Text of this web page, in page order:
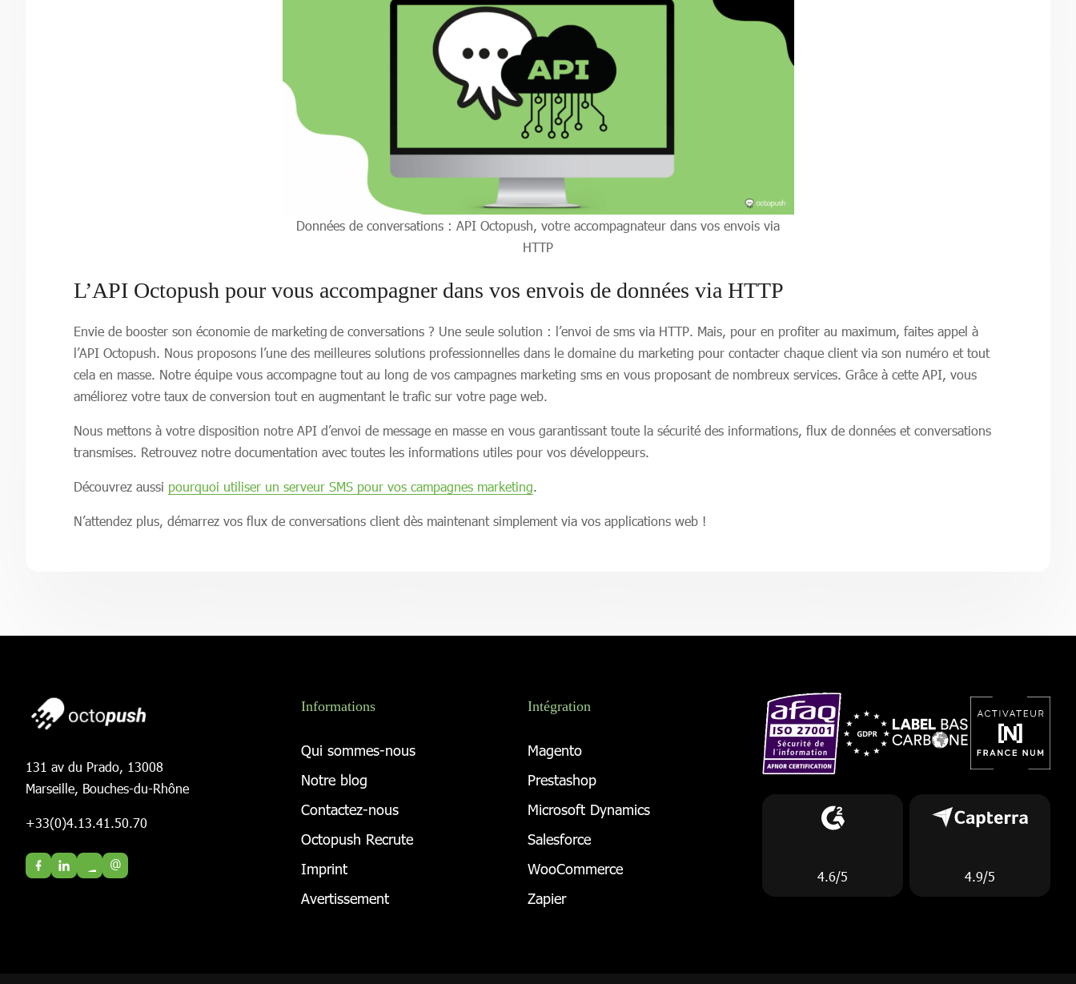
Données de conversations : API Octopush, votre accompagnateur dans vos envois via
HTTP
L’API Octopush pour vous accompagner dans vos envois de données via HTTP
Envie de booster son économie de marketing de conversations ? Une seule solution : l’envoi de sms via HTTP. Mais, pour en profiter au maximum, faites appel à
l’API Octopush. Nous proposons l’une des meilleures solutions professionnelles dans le domaine du marketing pour contacter chaque client via son numéro et tout
cela en masse. Notre équipe vous accompagne tout au long de vos campagnes marketing sms en vous proposant de nombreux services. Grâce à cette API, vous
améliorez votre taux de conversion tout en augmentant le trafic sur votre page web.
Nous mettons à votre disposition notre API d’envoi de message en masse en vous garantissant toute la sécurité des informations, flux de données et conversations
transmises. Retrouvez notre documentation avec toutes les informations utiles pour vos développeurs.
Découvrez aussi pourquoi utiliser un serveur SMS pour vos campagnes marketing.
N’attendez plus, démarrez vos flux de conversations client dès maintenant simplement via vos applications web !
131 av du Prado, 13008
Marseille, Bouches-du-Rhône
+33(0)4.13.41.50.70
@
Informations
Qui sommes-nous
Notre blog
Contactez-nous
Octopush Recrute
Imprint
Avertissement
Intégration
Magento
Prestashop
Microsoft Dynamics
Salesforce
WooCommerce
Zapier
4.6/5 4.9/5